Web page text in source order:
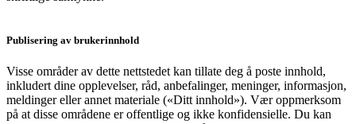
Publisering av brukerinnhold
Visse områder av dette nettstedet kan tillate deg å poste innhold,
inkludert dine opplevelser, råd, anbefalinger, meninger, informasjon,
meldinger eller annet materiale («Ditt innhold»). Vær oppmerksom
på at disse områdene er offentlige og ikke konfidensielle. Du kan